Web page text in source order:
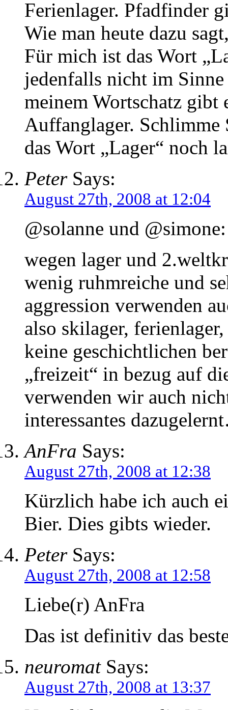
Ferienlager. Pfadfinder
Wie man heute dazu
Für mich ist das Wort
jedenfalls nicht im
meinem Wortschatz gibt
Auffanglager. Schlimme
das Wort „Lager“ noch
PeterSays:
August 27th, 2008 at 12:04
@solanne und @simone:
wegen lager und
wenig ruhmreiche und
aggression verwenden
also skilager,
keine geschichtlichen
„freizeit“ in bezug auf
verwenden wir auch
interessantes
AnFra Says:
August 27th, 2008 at 12:38
Kürzlich habe ich auch
Bier. Dies gibts wieder.
PeterSays:
August 27th, 2008 at 12:58
Liebe(r) AnFra
Das ist definitiv das
neuromatSays:
August 27th, 2008 at 13:37